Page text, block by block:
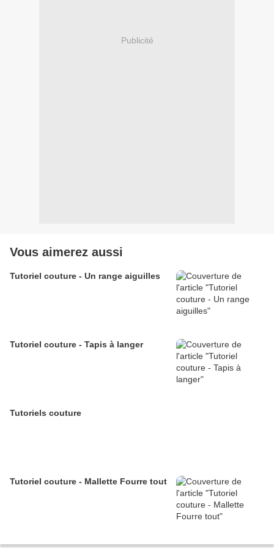
Publicité
Vous aimerez aussi
Tutoriel couture - Un range aiguilles
Tutoriel couture - Tapis à langer
Tutoriels couture
Tutoriel couture - Mallette Fourre tout